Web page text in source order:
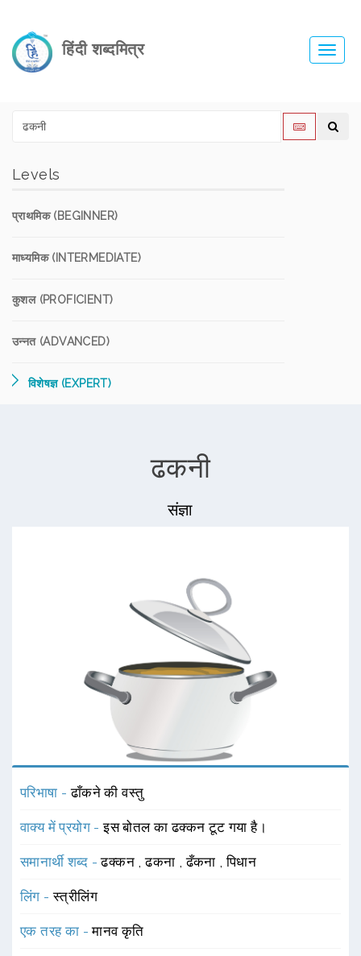
हिंदी शब्दमित्र
Levels
प्राथमिक (BEGINNER)
माध्यमिक (INTERMEDIATE)
कुशल (PROFICIENT)
उन्नत (ADVANCED)
विशेषज्ञ (EXPERT)
ढकनी
संज्ञा
परिभाषा -ढाँकने की वस्तु
वाक्य में प्रयोग -इस बोतल का ढक्कन टूट गया है।
समानार्थी शब्द -ढक्कन ,ढकना ,ढँकना ,पिधान
लिंग -स्त्रीलिंग
एक तरह का -मानव कृति